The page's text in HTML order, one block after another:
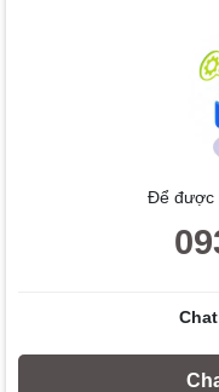
Để được